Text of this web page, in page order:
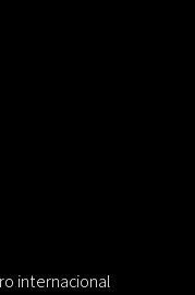
internacional